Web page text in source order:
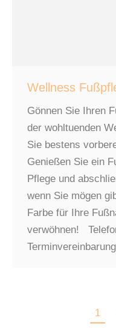
Wellness
Gönnen Sie Ihren
der wohltuenden
Sie bestens
Genießen Sie ein
Pflege und
wenn Sie mögen
Farbe für Ihre
verwöhnen!
1